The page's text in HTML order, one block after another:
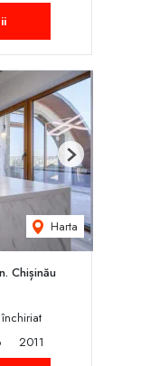
Harta
Next
Chișinău
2011